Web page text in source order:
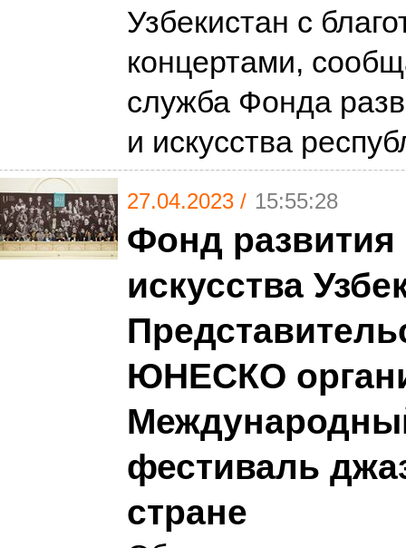
Узбекистан с
концертами,
служба Фонда
и искусства
27.04.2023 / 15:55:28
Фонд развития
искусства
ЮНЕСКО
фестиваль
стране